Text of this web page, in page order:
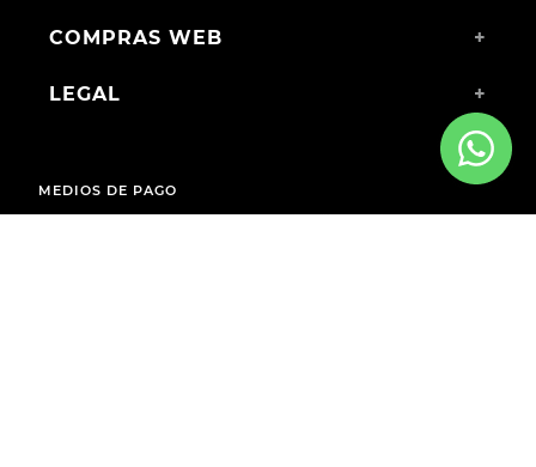
COMPRAS WEB +
LEGAL +
MEDIOS DE PAGO